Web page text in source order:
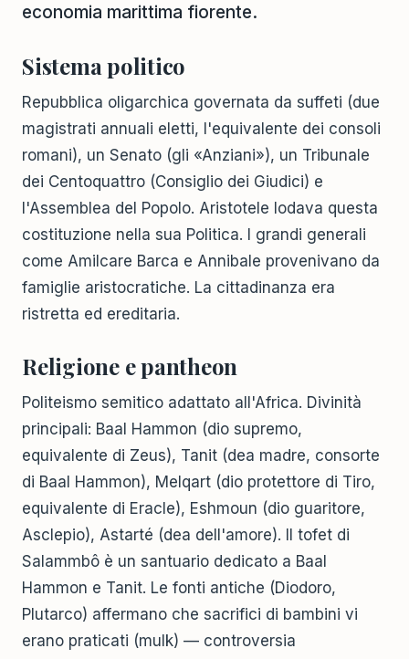
economia marittima fiorente.
Sistema politico
Repubblica oligarchica governata da suffeti (due
magistrati annuali eletti, l'equivalente dei consoli
romani), un Senato (gli «Anziani»), un Tribunale
dei Centoquattro (Consiglio dei Giudici) e
l'Assemblea del Popolo. Aristotele lodava questa
costituzione nella sua Politica. I grandi generali
come Amilcare Barca e Annibale provenivano da
famiglie aristocratiche. La cittadinanza era
ristretta ed ereditaria.
Religione e pantheon
Politeismo semitico adattato all'Africa. Divinità
principali: Baal Hammon (dio supremo,
equivalente di Zeus), Tanit (dea madre, consorte
di Baal Hammon), Melqart (dio protettore di Tiro,
equivalente di Eracle), Eshmoun (dio guaritore,
Asclepio), Astarté (dea dell'amore). Il tofet di
Salammbô è un santuario dedicato a Baal
Hammon e Tanit. Le fonti antiche (Diodoro,
Plutarco) affermano che sacrifici di bambini vi
erano praticati (mulk) — controversia